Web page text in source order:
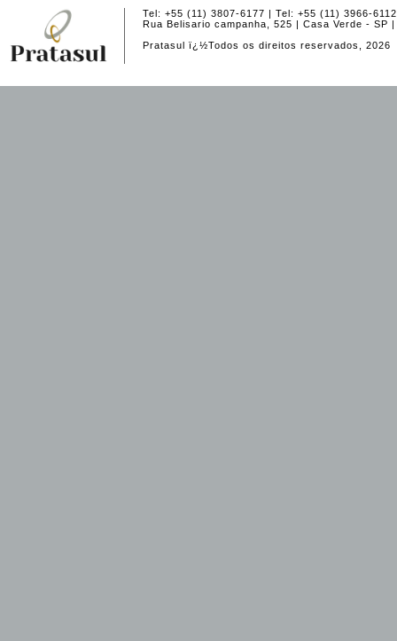
Tel: +55 (11) 3807-6177 | Tel: +55 (11) 3966-
Rua Belisario campanha, 525 | Casa Verde - SP
Pratasul ï¿½Todos os direitos reservados, 2026